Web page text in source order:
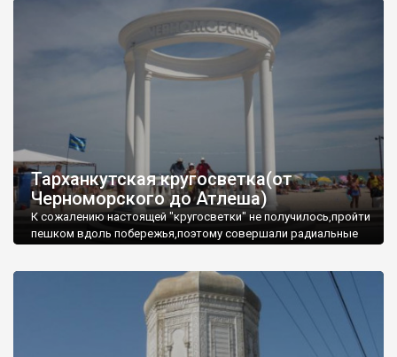
Тарханкутская кругосветка(от
Черноморского до Атлеша)
К сожалению настоящей "кругосветки" не получилось,пройти
пешком вдоль побережья,поэтому совершали радиальные